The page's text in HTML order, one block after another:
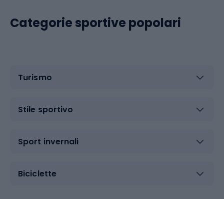
Categorie sportive popolari
Turismo
Stile sportivo
Sport invernali
Biciclette